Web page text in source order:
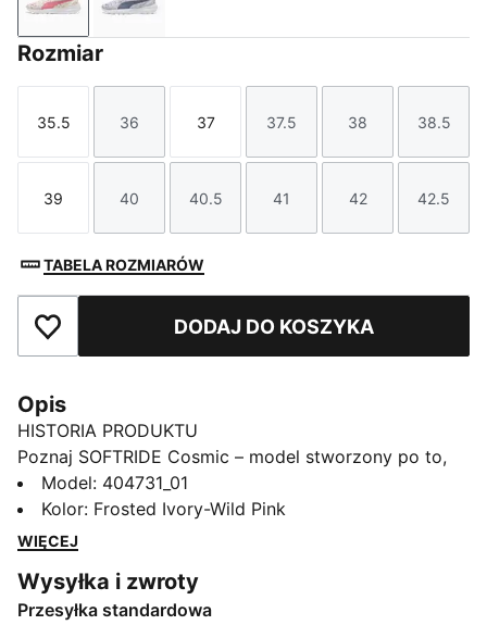
Frosted Ivory-Wild Pink
Lavender Pop-Gray Sky
Rozmiar
Rozmiar
35.5
Rozmiar
36
Rozmiar
37
Rozmiar
37.5
Rozmiar
38 38.5
Rozmiar
39
Rozmiar
40
Rozmiar
40.5
Rozmiar
41
Rozmiar
42 42.5
TABELA ROZMIARÓW
Dodaj do ulubionychDODAJ DO KOSZYKA
Opis
HISTORIA PRODUKTU
Poznaj SOFTRIDE Cosmic – model stworzony po to,
by każdemu twojemu krokowi dodać lekkości. Buty te
powstały z myślą o komforcie i stylu. Łączą sportowe
DNA PUMA z codzienną wygodą, które przejawiają się
Wersja FIORE, stworzona z myślą o kobietach,
wyróżnia się subtelnym kwiatowym wzorem, który
Model: 404731_01
Kolor: Frosted Ivory-Wild Pink
WIĘCEJ
Wysyłka i zwroty
Przesyłka standardowa